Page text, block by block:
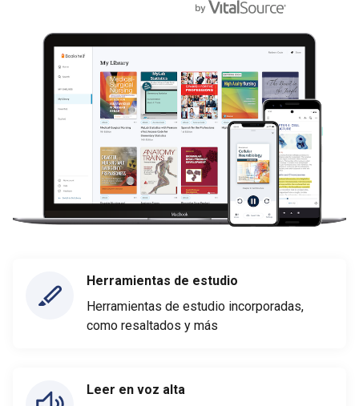
Herramientas de estudio
Herramientas de estudio incorporadas,
como resaltados y más
Leer en voz alta